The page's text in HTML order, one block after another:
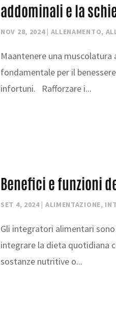
addominali e la
NOV 28, 2024| ALLENAMENTO,
Maantenere una
fondamentale per il
infortuni. Rafforzare i...
Benefici e funzioni
SET 4, 2024| ALIMENTAZIONE,
Gli integratori alimentari
integrare la dieta quotidiana
sostanze nutritive o...